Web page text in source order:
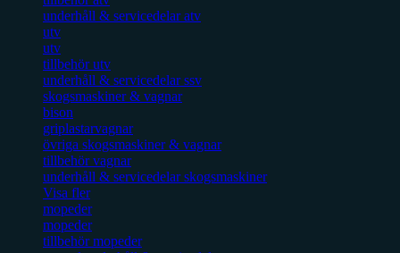
underhåll & servicedelar atv
utv
utv
tillbehör utv
underhåll & servicedelar ssv
skogsmaskiner & vagnar
bison
griplastarvagnar
övriga skogsmaskiner & vagnar
tillbehör vagnar
underhåll & servicedelar skogsmaskiner
Visa fler
mopeder
mopeder
tillbehör mopeder